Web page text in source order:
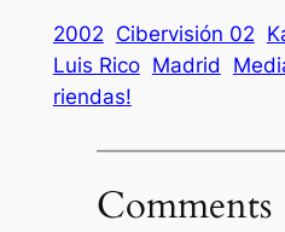
2002 Cibervisión 02
Luis Rico Madrid
riendas!
Comments